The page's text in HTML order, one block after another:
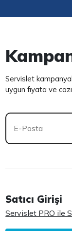
Servislet
uygun fiyata ve
Satıcı Girişi
Servislet PRO ile